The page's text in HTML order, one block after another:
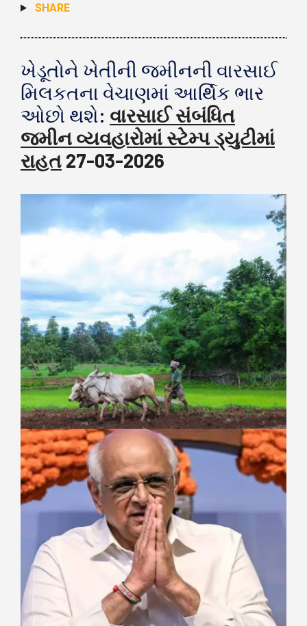
SHARE
ખેડૂતોને ખેતીની જમીનની વારસાઈ
મિલકતના વેચાણમાં આર્થિક ભાર
ઓછો થશે: વારસાઈ સંબંધિત
જમીન વ્યવહારોમાં સ્ટેમ્પ ડ્યુટીમાં
રાહત 27-03-2026